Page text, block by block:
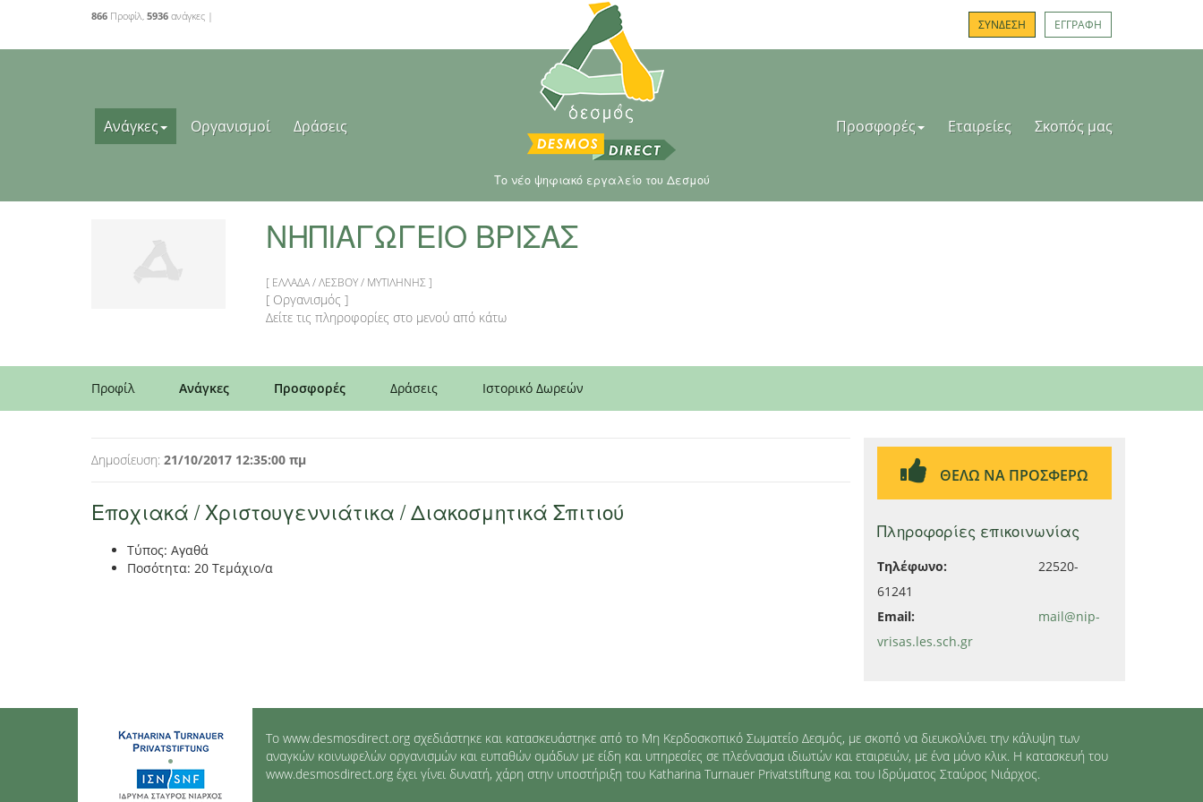
866 Προφίλ, 5936 ανάγκες |
ΣΥΝΔΕΣΗ ΕΓΓΡΑΦΗ
Ανάγκες Οργανισμοί Δράσεις Προσφορές Εταιρείες Σκοπός μας
Το νέο ψηφιακό εργαλείο του Δεσμού
NΗΠΙΑΓΩΓΕΙΟ ΒΡΙΣΑΣ
[ ΕΛΛΑΔΑ / ΛΕΣΒΟΥ / ΜΥΤΙΛΗΝΗΣ ]
[ Οργανισμός ]
Δείτε τις πληροφορίες στο μενού από κάτω
Προφίλ Ανάγκες Προσφορές Δράσεις Ιστορικό Δωρεών
Δημοσίευση: 21/10/2017 12:35:00 πμ
Εποχιακά / Χριστουγεννιάτικα / Διακοσμητικά Σπιτιού
Τύπος: Αγαθά
Ποσότητα: 20 Τεμάχιο/α
ΘΕΛΩ ΝΑ ΠΡΟΣΦΕΡΩ
Πληροφορίες επικοινωνίας
Τηλέφωνο:
22520-
61241
Email:
mail@nip-
vrisas.les.sch.gr
Το www.desmosdirect.org σχεδιάστηκε και κατασκευάστηκε από το Μη Κερδοσκοπικό Σωματείο Δεσμός, με σκοπό να διευκολύνει την κάλυψη των
αναγκών κοινωφελών οργανισμών και ευπαθών ομάδων με είδη και υπηρεσίες σε πλεόνασμα ιδιωτών και εταιρειών, με ένα μόνο κλικ. Η κατασκευή του
www.desmosdirect.org έχει γίνει δυνατή, χάρη στην υποστήριξη του Katharina Turnauer Privatstiftung και του Ιδρύματος Σταύρος Νιάρχος.